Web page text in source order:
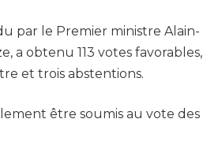
par le Premier ministre Alain-
a obtenu 113 votes favorables,
et trois abstentions.
être soumis au vote des